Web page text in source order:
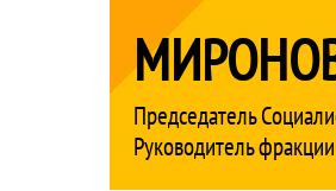
МИРОНОВ
Председатель
Руководитель фракции